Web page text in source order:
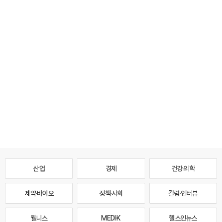
산업 경제 건강·의학
제약·바이오 정책·사회 칼럼·인터뷰
웰니스 MEDI·K 헬스인뉴스